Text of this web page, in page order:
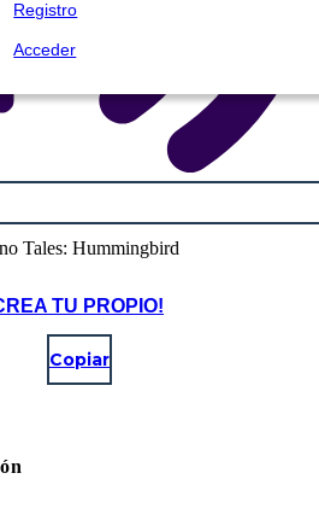
Registro
Acceder
TU PROPIO!
Copiar